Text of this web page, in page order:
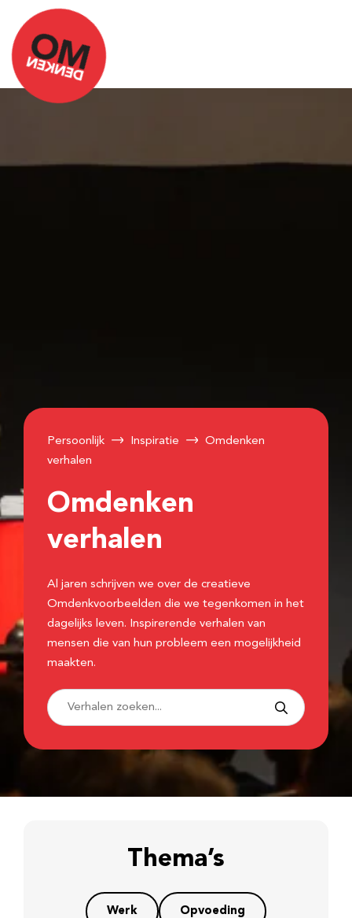
Persoonlijk Inspiratie
Omdenken
verhalen
Omdenken
verhalen
Al jaren schrijven we over de creatieve
Omdenkvoorbeelden die we tegenkomen in het
dagelijks leven. Inspirerende verhalen van
mensen die van hun probleem een mogelijkheid
maakten.
Thema’s
Werk Opvoeding